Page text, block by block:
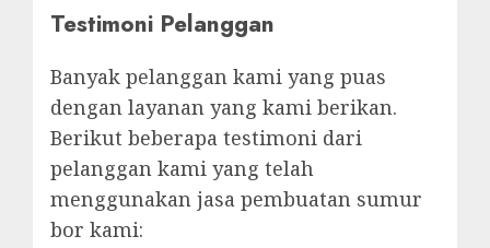
Testimoni Pelanggan
Banyak pelanggan kami yang puas
dengan layanan yang kami berikan.
Berikut beberapa testimoni dari
pelanggan kami yang telah
menggunakan jasa pembuatan sumur
bor kami: